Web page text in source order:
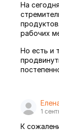
На
рабочих
Но есть и
1
К